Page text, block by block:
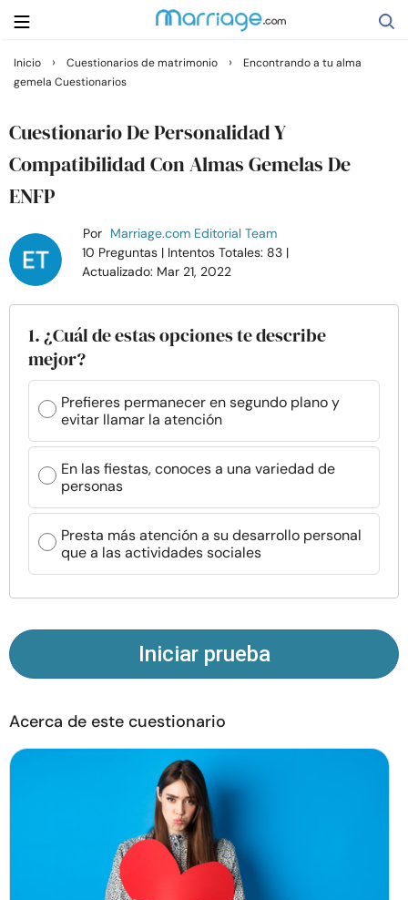
Buscar
Casarse
Familia
Cursos
Recursos
Comunidad
Encuentra un terapeuta
Idioma ES
Contáctanos Escríbenos
nosotros
Inicio › Cuestionarios de matrimonio ›
Encontrando a tu alma
gemela Cuestionarios
Cuestionario De Personalidad Y
Compatibilidad Con Almas Gemelas De
ENFP
Por Marriage.com Editorial Team
10 Preguntas | Intentos Totales: 83 |
Actualizado: Mar 21, 2022
1. ¿Cuál de estas opciones te describe
mejor?
Prefieres permanecer en segundo plano y
evitar llamar la atención
En las fiestas, conoces a una variedad de
personas
Presta más atención a su desarrollo personal
que a las actividades sociales
Iniciar prueba
Acerca de este cuestionario